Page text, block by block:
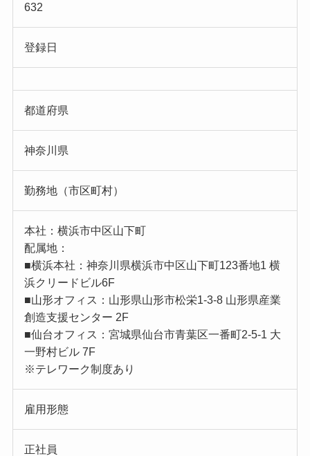
632
登録日
都道府県
神奈川県
勤務地（市区町村）
本社：横浜市中区山下町
配属地：
■横浜本社：神奈川県横浜市中区山下町123番地1 横
浜クリードビル6F
■山形オフィス：山形県山形市松栄1-3-8 山形県産業
創造支援センター 2F
■仙台オフィス：宮城県仙台市青葉区一番町2-5-1 大
一野村ビル 7F
※テレワーク制度あり
雇用形態
正社員